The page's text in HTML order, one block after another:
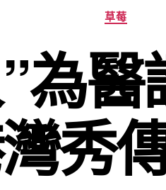
分
類
草莓
為
秀